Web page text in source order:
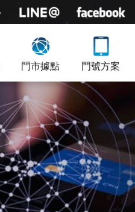
門市據點 門號方案